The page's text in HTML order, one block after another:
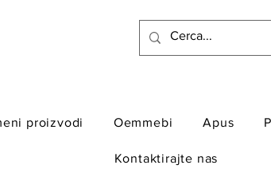
proizvodi Oemmebi Apus
Kontaktirajte nas